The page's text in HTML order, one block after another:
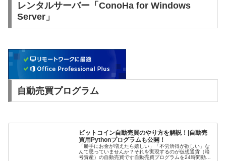
レンタルサーバー「ConoHa for Windows
Server」
自動売買プログラム
ビットコイン自動売買のやり方を解説！|自動売
買用Pythonプログラムも公開！
「勝手にお金が増えたら嬉しい」「不労所得が欲しい」な
んて思っていませんか？それを実現するのが仮想通貨（暗
号資産）の自動売買です自動売買プログラムを24時間動か